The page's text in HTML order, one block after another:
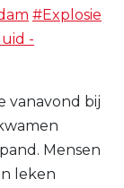
#Explosie
-
vanavond bij
Mensen
leken